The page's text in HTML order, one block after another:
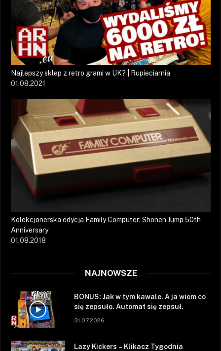
Najlepszy sklep z retro grami w UK? | Rupieciarnia
01.08.2021
Kolekcjonerska edycja Family Computer: Shonen Jump 50th
Anniversary
01.08.2018
NAJNOWSZE
BONUS: Jak w tym kawale. A ja wiem co
się zepsuło. Automat się zepsuł.
31.07.2026
Lazy Kickers – Klikacz Tygodnia